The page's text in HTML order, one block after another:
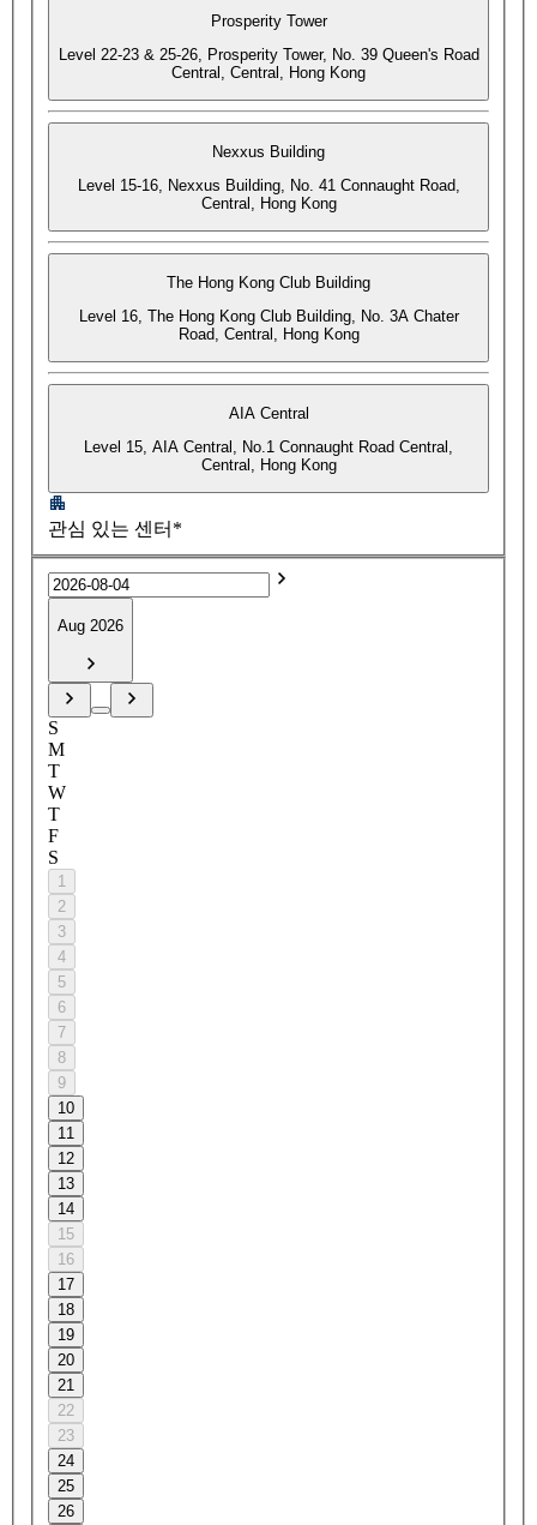
Prosperity Tower
Level 22-23 & 25-26, Prosperity Tower, No. 39 Queen's Road
Central, Central, Hong Kong
Nexxus Building
Level 15-16, Nexxus Building, No. 41 Connaught Road,
Central, Hong Kong
The Hong Kong Club Building
Level 16, The Hong Kong Club Building, No. 3A Chater
Road, Central, Hong Kong
AIA Central
Level 15, AIA Central, No.1 Connaught Road Central,
Central, Hong Kong
관심 있는 센터*
Aug 2026
S
M
T
W
T
F
S
1
2
3
4
5
6
7
8
9
10
11
12
13
14
15
16
17
18
19
20
21
22
23
24
25
26